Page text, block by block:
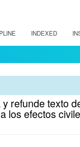
INDEXED
refunde texto
los efectos